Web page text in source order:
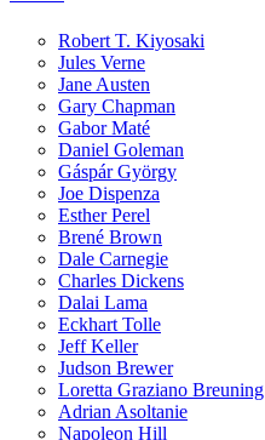
Robert T. Kiyosaki
Jules Verne
Jane Austen
Gary Chapman
Gabor Maté
Daniel Goleman
Gáspár György
Joe Dispenza
Esther Perel
Brené Brown
Dale Carnegie
Charles Dickens
Dalai Lama
Eckhart Tolle
Jeff Keller
Judson Brewer
Loretta Graziano Breuning
Adrian Asoltanie
Napoleon Hill